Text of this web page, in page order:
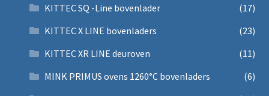
KITTEC SQ -Line bovenlader
(17)
KITTEC X LINE bovenladers
(23)
KITTEC XR LINE deuroven
(11)
MINK PRIMUS ovens 1260°C bovenladers
(6)